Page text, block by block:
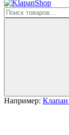
Например: Клапан